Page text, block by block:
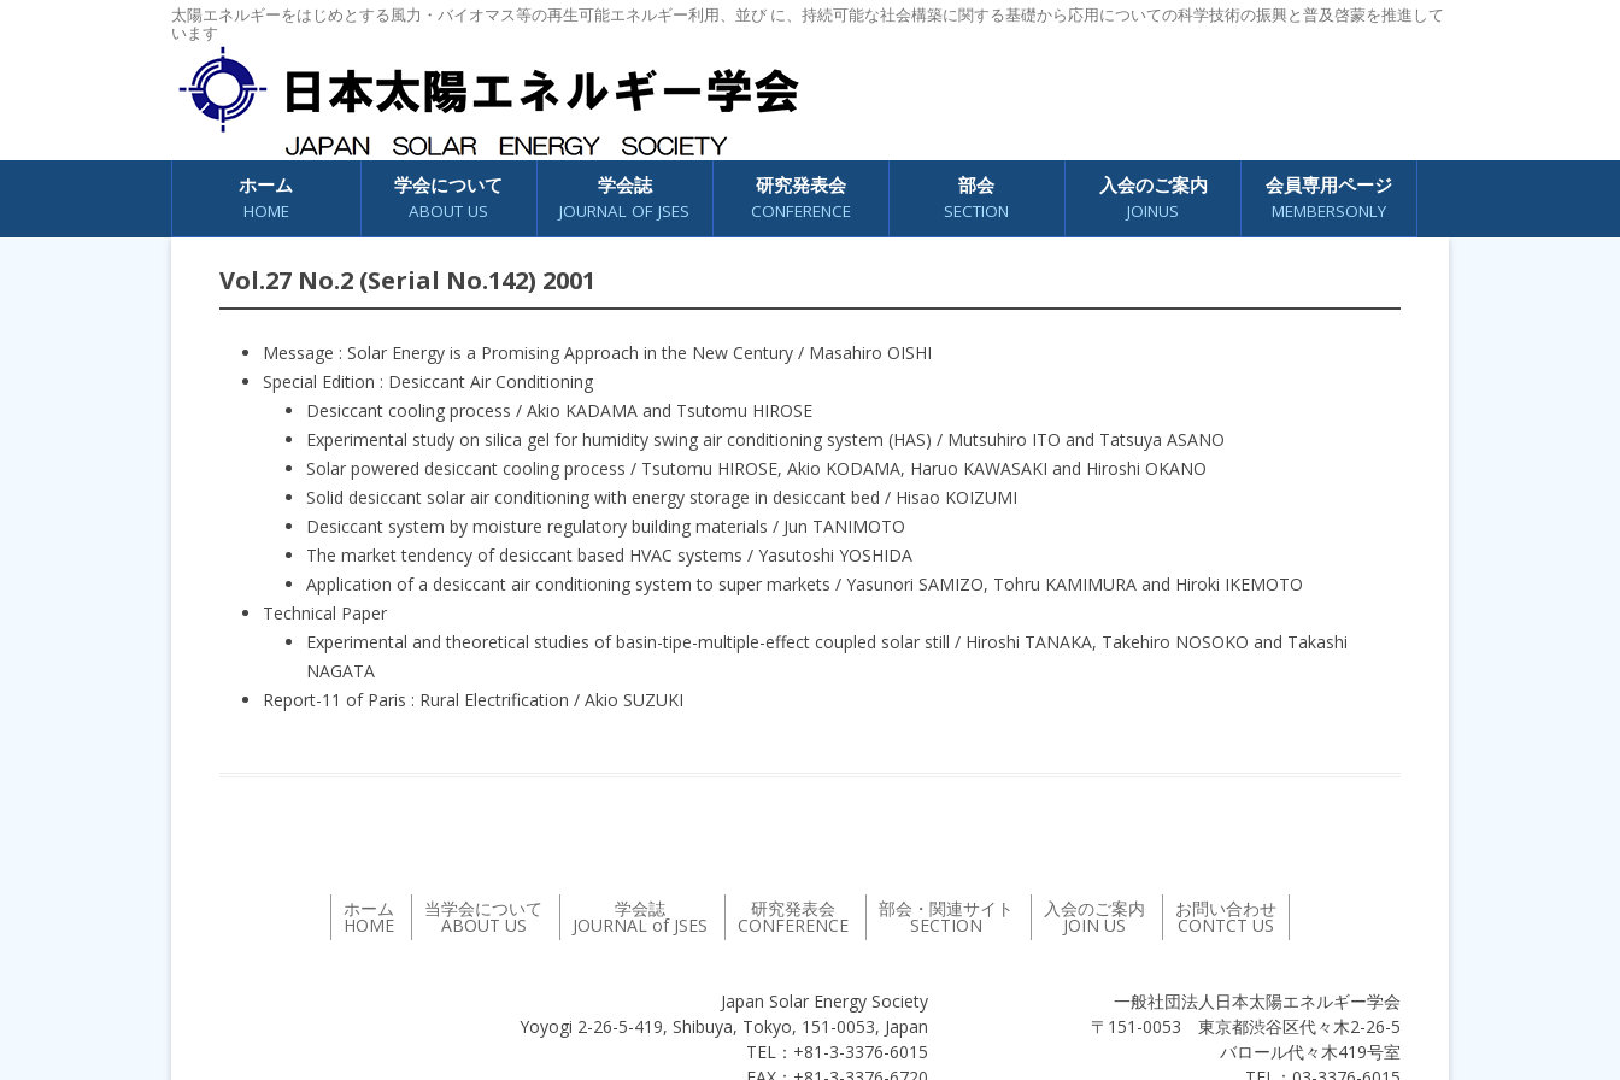
太陽エネルギーをはじめとする風力・バイオマス等の再生可能エネルギー利用、並び に、持続可能な社会構築に関する基礎から応用についての科学技術の振興と普及啓蒙を推進して
います
コンテンツへスキップ
ホーム
HOME
学会について
ABOUT US
学会誌
JOURNAL OF JSES
研究発表会
CONFERENCE
部会
SECTION
入会のご案内
JOINUS
会員専用ページ
MEMBERSONLY
Vol.27 No.2 (Serial No.142) 2001
Message : Solar Energy is a Promising Approach in the New Century / Masahiro OISHI
Special Edition : Desiccant Air Conditioning
Desiccant cooling process / Akio KADAMA and Tsutomu HIROSE
Experimental study on silica gel for humidity swing air conditioning system (HAS) / Mutsuhiro ITO and Tatsuya ASANO
Solar powered desiccant cooling process / Tsutomu HIROSE, Akio KODAMA, Haruo KAWASAKI and Hiroshi OKANO
Solid desiccant solar air conditioning with energy storage in desiccant bed / Hisao KOIZUMI
Desiccant system by moisture regulatory building materials / Jun TANIMOTO
The market tendency of desiccant based HVAC systems / Yasutoshi YOSHIDA
Application of a desiccant air conditioning system to super markets / Yasunori SAMIZO, Tohru KAMIMURA and Hiroki IKEMOTO
Technical Paper
Experimental and theoretical studies of basin-tipe-multiple-effect coupled solar still / Hiroshi TANAKA, Takehiro NOSOKO and Takashi
NAGATA
Report-11 of Paris : Rural Electrification / Akio SUZUKI
ホーム
HOME
当学会について
ABOUT US
学会誌
JOURNAL of JSES
研究発表会
CONFERENCE
部会・関連サイト
SECTION
入会のご案内
JOIN US
お問い合わせ
CONTCT US
一般社団法人日本太陽エネルギー学会
〒151-0053 東京都渋谷区代々木2-26-5
バロール代々木419号室
Japan Solar Energy Society
Yoyogi 2-26-5-419, Shibuya, Tokyo, 151-0053, Japan
TEL：+81-3-3376-6015